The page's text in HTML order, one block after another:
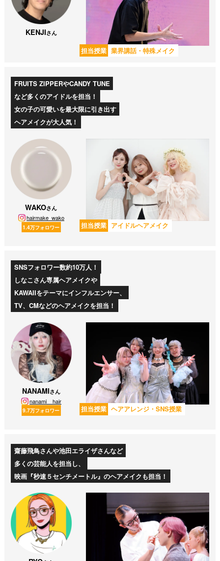
KENJIさん
担当授業 業界講話・特殊メイク
FRUITS ZIPPERやCANDY TUNE
など多くのアイドルを担当！
女の子の可愛いを最大限に引き出す
ヘアメイクが大人気！
WAKOさん
hairmake_wako
1.4万フォロワー 担当授業 アイドルヘアメイク
SNSフォロワー数約10万人！
しなこさん専属ヘアメイクや
KAWAIIをテーマにインフルエンサー、
TV、CMなどのヘアメイクを担当！
NANAMIさん
nanami__hair
9.7万フォロワー 担当授業 ヘアアレンジ・SNS授業
齋藤飛鳥さんや池田エライザさんなど
多くの芸能人を担当し、
映画『秒速５センチメートル』のヘアメイクも担当！